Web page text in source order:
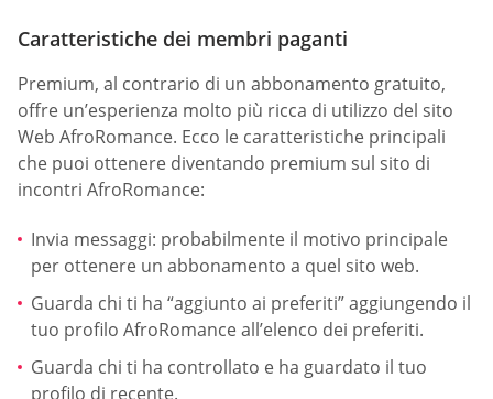
Caratteristiche dei membri paganti
Premium, al contrario di un abbonamento gratuito,
offre un’esperienza molto più ricca di utilizzo del sito
Web AfroRomance. Ecco le caratteristiche principali
che puoi ottenere diventando premium sul sito di
incontri AfroRomance:
Invia messaggi: probabilmente il motivo principale
per ottenere un abbonamento a quel sito web.
Guarda chi ti ha “aggiunto ai preferiti” aggiungendo il
tuo profilo AfroRomance all’elenco dei preferiti.
Guarda chi ti ha controllato e ha guardato il tuo
profilo di recente.